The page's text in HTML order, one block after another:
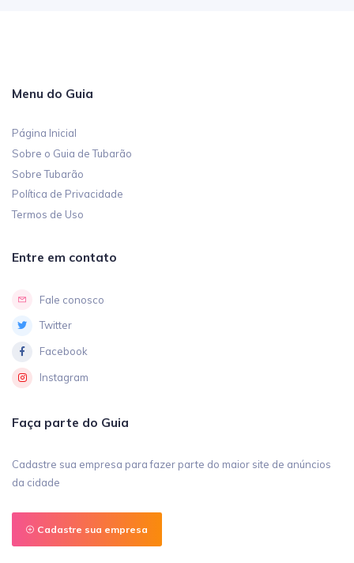
Menu do Guia
Página Inicial
Sobre o Guia de Tubarão
Sobre Tubarão
Política de Privacidade
Termos de Uso
Entre em contato
Fale conosco
Twitter
Facebook
Instagram
Faça parte do Guia
Cadastre sua empresa para fazer parte do maior site de anúncios
da cidade
Cadastre sua empresa